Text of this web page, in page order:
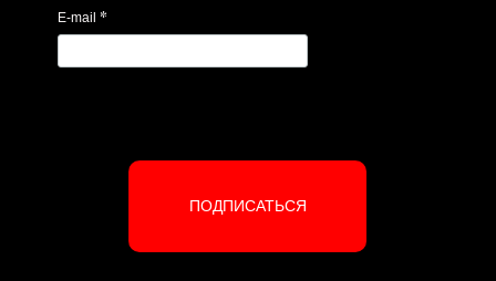
E-mail *
ПОДПИСАТЬСЯ